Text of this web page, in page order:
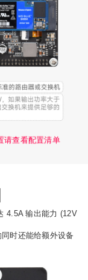
请查看配置清单
4.5A 输出能力 (12V
时还能给额外设备